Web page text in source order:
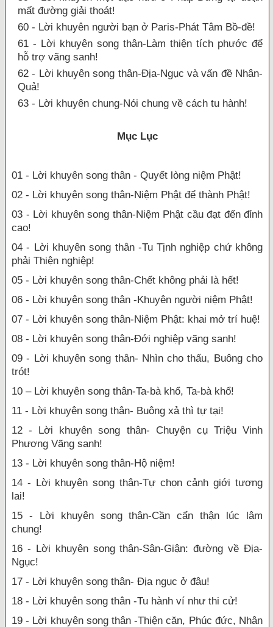
mất đường giải thoát!
60 - Lời khuyên người bạn ở Paris-Phát Tâm Bồ-đề!
61 - Lời khuyên song thân-Làm thiện tích phước để
hỗ trợ vãng sanh!
62 - Lời khuyên song thân-Địa-Ngục và vấn đề Nhân-
Quả!
63 - Lời khuyên chung-Nói chung về cách tu hành!
Mục Lục
01 - Lời khuyên song thân - Quyết lòng niệm Phật!
02 - Lời khuyên song thân-Niệm Phật để thành Phật!
03 - Lời khuyên song thân-Niệm Phật cầu đạt đến đỉnh
cao!
04 - Lời khuyên song thân -Tu Tịnh nghiệp chứ không
phải Thiện nghiệp!
05 - Lời khuyên song thân-Chết không phải là hết!
06 - Lời khuyên song thân -Khuyên người niệm Phật!
07 - Lời khuyên song thân-Niệm Phật: khai mở trí huệ!
08 - Lời khuyên song thân-Đới nghiệp vãng sanh!
09 - Lời khuyên song thân- Nhìn cho thấu, Buông cho
trót!
10 – Lời khuyên song thân-Ta-bà khổ, Ta-bà khổ!
11 - Lời khuyên song thân- Buông xả thì tự tại!
12 - Lời khuyên song thân- Chuyện cụ Triệu Vinh
Phương Vãng sanh!
13 - Lời khuyên song thân-Hộ niệm!
14 - Lời khuyên song thân-Tự chọn cảnh giới tương
lai!
15 - Lời khuyên song thân-Cần cẩn thận lúc lâm
chung!
16 - Lời khuyên song thân-Sân-Giận: đường về Địa-
Ngục!
17 - Lời khuyên song thân- Địa ngục ở đâu!
18 - Lời khuyên song thân -Tu hành ví như thi cử!
19 - Lời khuyên song thân -Thiện căn, Phúc đức, Nhân